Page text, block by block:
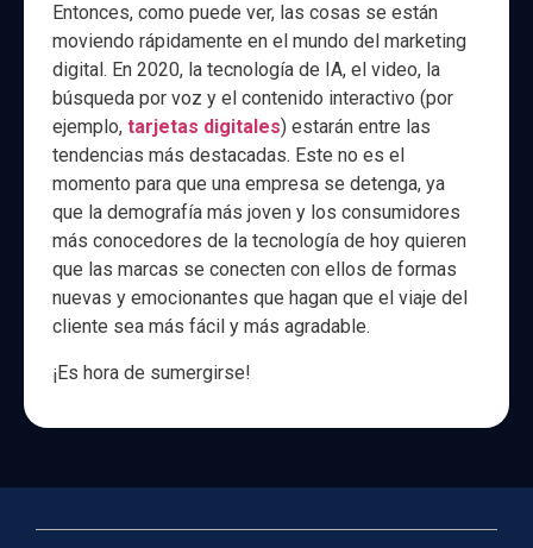
Entonces, como puede ver, las cosas se están
moviendo rápidamente en el mundo del marketing
digital. En 2020, la tecnología de IA, el video, la
búsqueda por voz y el contenido interactivo (por
ejemplo,tarjetas digitales) estarán entre las
tendencias más destacadas. Este no es el
momento para que una empresa se detenga, ya
que la demografía más joven y los consumidores
más conocedores de la tecnología de hoy quieren
que las marcas se conecten con ellos de formas
nuevas y emocionantes que hagan que el viaje del
cliente sea más fácil y más agradable.
¡Es hora de sumergirse!